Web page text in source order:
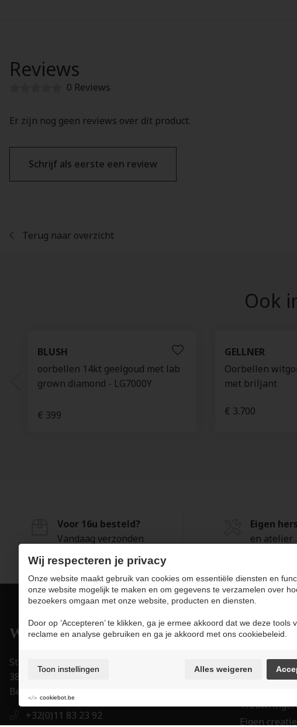
Reviews
0 Reviews
Er zijn nog geen reviews over dit product.
Schrijf als eerste een review
Terug naar overzicht
Ook
BLUSH
oorbellen 14kt geelgoud met lab
grown diamond - LG7000Y
€ 399
GELLNER
Oorbellen
met briljant
€ 3.700
Voor 16u besteld?
Vandaag verzonden
Eigen
en atelier
Stapelstraat 15-17
3800 Sint-Truiden
België
+32(0)11 83 23 92
Producten
Uurwerken
Trouwringen
Eigen
Wij respecteren je privacy
Onze website maakt gebruik van cookies om essentiële diensten en
onze website mogelijk te maken en om gegevens te verzamelen over
bezoekers omgaan met onze website, producten en diensten.
Door op ‘Accepteren’ te klikken, ga je ermee akkoord dat we deze tools
reclame en analyse gebruiken en ga je akkoord met ons cookiebeleid.
Toon instellingen Alles weigeren
cookiebot.be